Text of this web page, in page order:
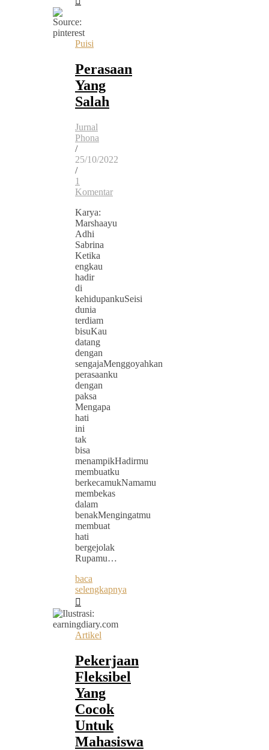
Puisi
Perasaan
Yang
Salah
Jurnal
Phona
/
25/10/2022
/
1
Komentar
Karya:
Marshaayu
Adhi
Sabrina
Ketika
engkau
hadir
di
kehidupankuSeisi
dunia
terdiam
bisuKau
datang
dengan
sengajaMenggoyahkan
perasaanku
dengan
paksa
Mengapa
hati
ini
tak
bisa
menampikHadirmu
membuatku
berkecamukNamamu
membekas
dalam
benakMengingatmu
membuat
hati
bergejolak
Rupamu…
baca
selengkapnya
Artikel
Pekerjaan
Fleksibel
Yang
Cocok
Untuk
Mahasiswa